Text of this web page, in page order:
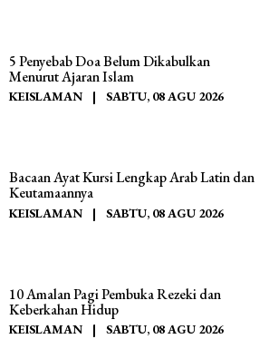
5 Penyebab Doa Belum Dikabulkan
Menurut Ajaran Islam
KEISLAMAN | SABTU, 08 AGU 2026
Bacaan Ayat Kursi Lengkap Arab Latin dan
Keutamaannya
KEISLAMAN | SABTU, 08 AGU 2026
10 Amalan Pagi Pembuka Rezeki dan
Keberkahan Hidup
KEISLAMAN | SABTU, 08 AGU 2026